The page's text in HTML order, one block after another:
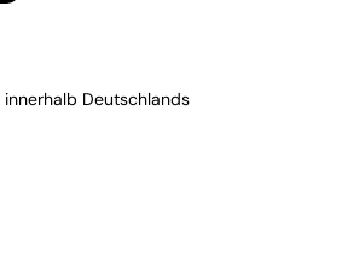
Deutschlands